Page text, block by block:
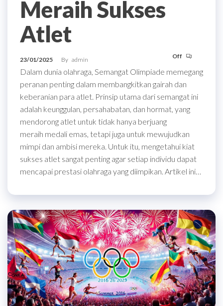
Meraih Sukses
Atlet
23/01/2025 By admin Off
Dalam dunia olahraga, Semangat Olimpiade memegang
peranan penting dalam membangkitkan gairah dan
keberanian para atlet. Prinsip utama dari semangat ini
adalah keunggulan, persahabatan, dan hormat, yang
mendorong atlet untuk tidak hanya berjuang
meraih medali emas, tetapi juga untuk mewujudkan
mimpi dan ambisi mereka. Untuk itu, mengetahui kiat
sukses atlet sangat penting agar setiap individu dapat
mencapai prestasi olahraga yang diimpikan. Artikel ini…